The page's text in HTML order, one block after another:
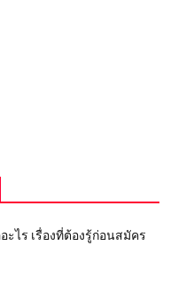
ะไร เรื่องที่ต้องรู้ก่อนสมัคร